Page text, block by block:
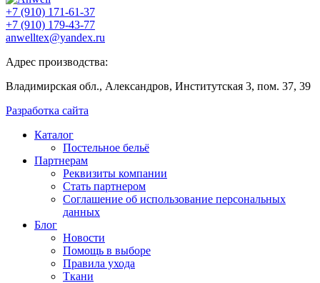
+7 (910) 171-61-37
+7 (910) 179-43-77
anwelltex@yandex.ru
Адрес производства:
Владимирская обл., Александров, Институтская 3, пом. 37, 39
Разработка сайта
Каталог
Постельное бельё
Партнерам
Реквизиты компании
Стать партнером
Соглашение об использование персональных
данных
Блог
Новости
Помощь в выборе
Правила ухода
Ткани